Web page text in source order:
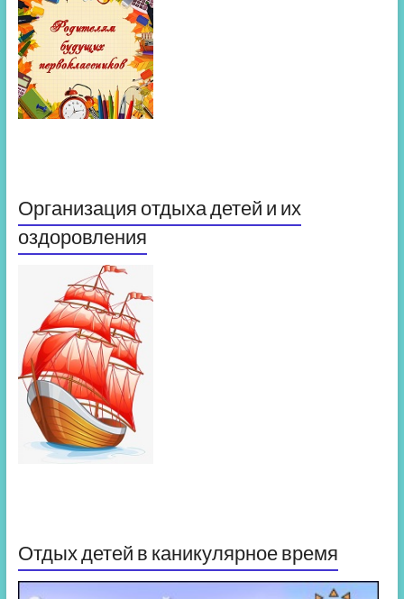
Организация отдыха детей и их
оздоровления
Отдых детей в каникулярное время